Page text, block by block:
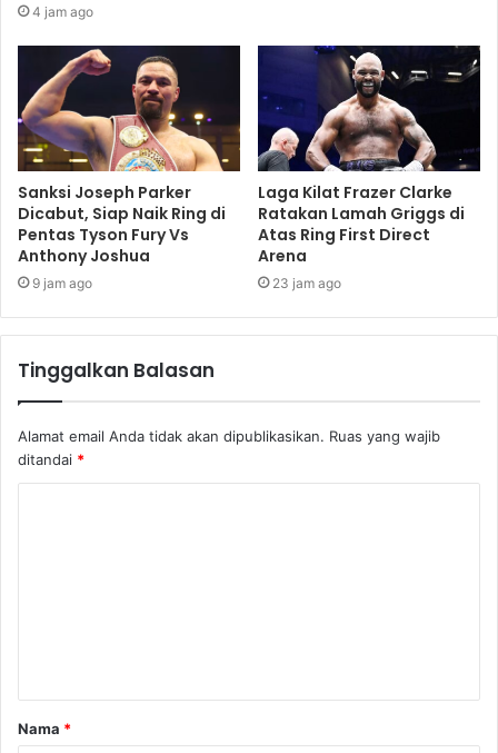
4 jam ago
Sanksi Joseph Parker
Dicabut, Siap Naik Ring di
Pentas Tyson Fury Vs
Anthony Joshua
9 jam ago
Laga Kilat Frazer Clarke
Ratakan Lamah Griggs di
Atas Ring First Direct
Arena
23 jam ago
Tinggalkan Balasan
Alamat email Anda tidak akan dipublikasikan. Ruas yang wajib
ditandai *
Nama *